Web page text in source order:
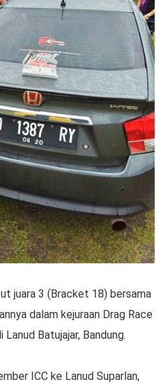
juara 3 (Bracket 18) bersama
dalam kejuraan Drag Race
Lanud Batujajar, Bandung.
ICC ke Lanud Suparlan,